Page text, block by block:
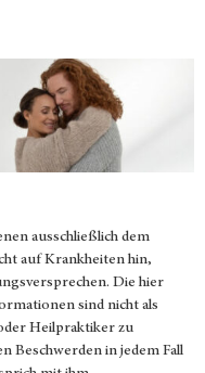
ausschließlich dem
auf Krankheiten hin,
Die hier
sind nicht als
Heilpraktiker zu
Beschwerden in jedem Fall